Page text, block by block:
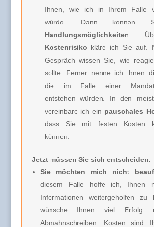
Ihnen, wie ich in Ihrem Falle
würde. Dann kennen
Handlungsmöglichkeiten .
Kostenrisiko kläre ich Sie auf.
Gespräch wissen Sie, wie
sollte. Ferner nenne ich Ihnen
die im Falle einer
entstehen würden. In den
vereinbare ich ein pauschales
dass Sie mit festen Kosten
können.
Jetzt müssen Sie sich entscheiden.
Sie möchten mich nicht
diesem Falle hoffe ich, Ihnen
Informationen weitergeholfen zu
wünsche Ihnen viel Erfolg
Abmahnschreiben. Kosten sind